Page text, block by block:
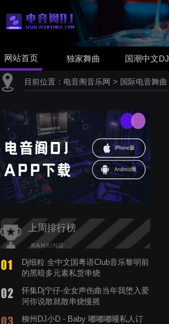
网站首页 独家舞曲 国潮中文DJ
目前位置： 电音阁音乐网 > 国际电音舞曲
上周排行榜
Dj细粒 全中文国粤语Club音乐黎明前
的黑暗多元素私货串烧
怀集Dj宁仔-全女声伤曲当年我堕入爱
河你说散就散串烧慢摇
柳州DJ小D - Baby 嘟嘟嘟哑私人订